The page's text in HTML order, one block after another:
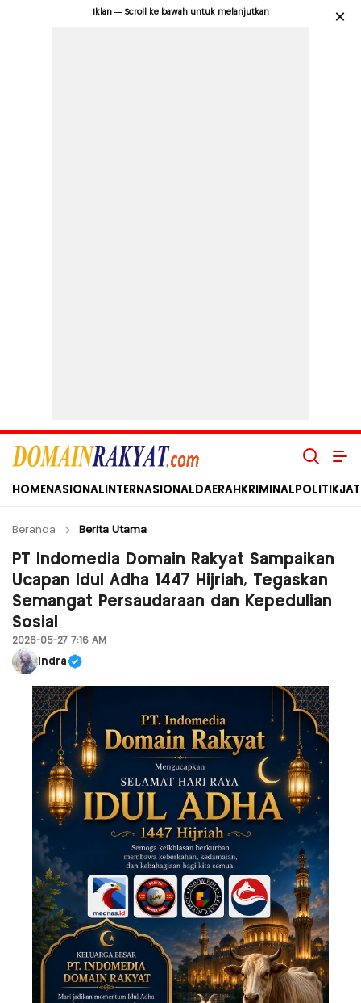
Iklan — Scroll ke bawah untuk melanjutkan ×
Domain Rakyat
Berita Hari Ini Terkini dan Terbaru Indonesia dan Internasional
HOME NASIONAL INTERNASIONAL DAERAH KRIMINAL POLITIK
Beranda Berita Utama
PT Indomedia Domain Rakyat Sampaikan
Ucapan Idul Adha 1447 Hijriah, Tegaskan
Semangat Persaudaraan dan Kepedulian
Sosial
2026-05-27 7:16 AM
Indra